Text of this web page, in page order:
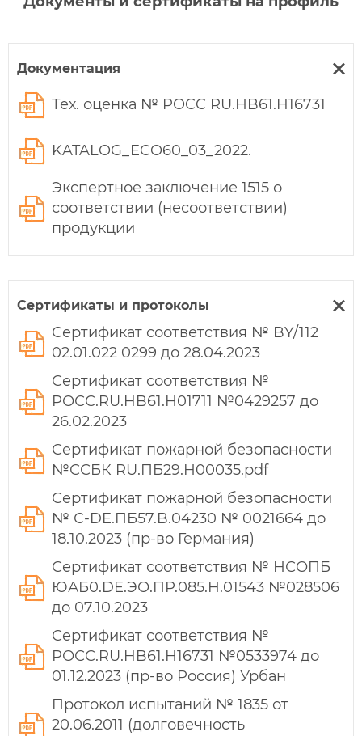
Документация
Тех. оценка № POCC RU.НB61.H16731
KATALOG_ECO60_03_2022.
Экспертное заключение 1515 о
соответствии (несоответствии)
продукции
Сертификаты и протоколы
Сертификат соответствия № BY/112
02.01.022 0299 до 28.04.2023
Сертификат соответствия №
РОСС.RU.HB61.Н01711 №0429257 до
26.02.2023
Сертификат пожарной безопасности
№ССБК RU.ПБ29.Н00035.pdf
Сертификат пожарной безопасности
№ С-DE.ПБ57.B.04230 № 0021664 до
18.10.2023 (пр-во Германия)
Сертификат соответствия № НСОПБ
ЮАБ0.DE.ЭО.ПР.085.Н.01543 №028506
до 07.10.2023
Сертификат соответствия №
РОСС.RU.HB61.Н16731 №0533974 до
01.12.2023 (пр-во Россия) Урбан
Протокол испытаний № 1835 от
20.06.2011 (долговечность